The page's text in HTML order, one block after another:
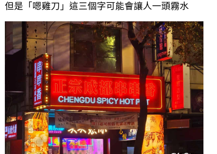
但是「嗯雞刀」這三個字可能會讓人一頭霧水